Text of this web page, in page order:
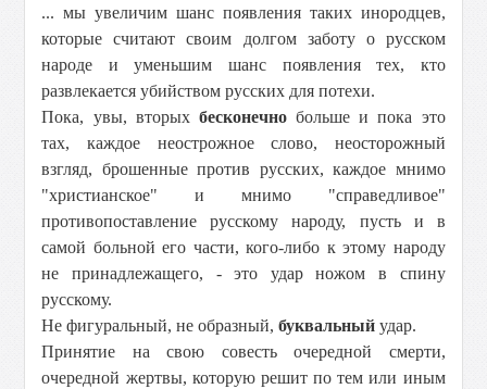
... мы увеличим шанс появления таких инородцев,
которые считают своим долгом заботу о русском
народе и уменьшим шанс появления тех, кто
развлекается убийством русских для потехи.
Пока, увы, вторых бесконечнобольше и пока это
тах, каждое неострожное слово, неосторожный
взгляд, брошенные против русских, каждое мнимо
"христианское" и мнимо "справедливое"
противопоставление русскому народу, пусть и в
самой больной его части, кого-либо к этому народу
не принадлежащего, - это удар ножом в спину
русскому.
Не фигуральный, не образный,буквальный удар.
Принятие на свою совесть очередной смерти,
очередной жертвы, которую решит по тем или иным